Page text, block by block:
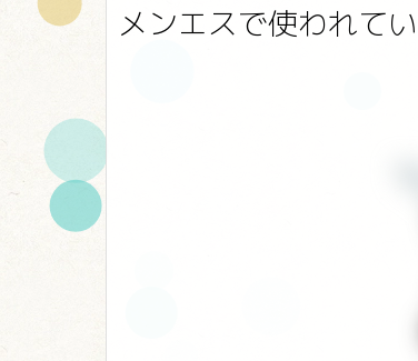
メンエスで使われて